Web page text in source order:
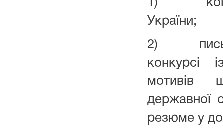
1) копія
України;
2)
конкурсі
мотивів
державної
резюме у